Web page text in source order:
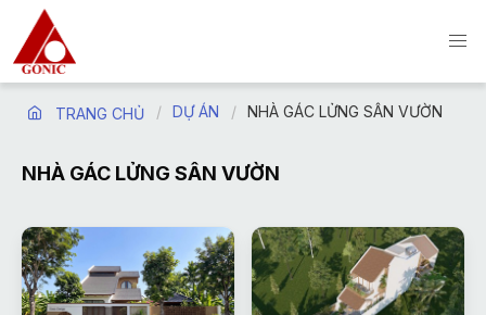
TRANG CHỦ DỰ ÁN NHÀ GÁC LỬNG SÂN VƯỜN
NHÀ GÁC LỬNG SÂN VƯỜN